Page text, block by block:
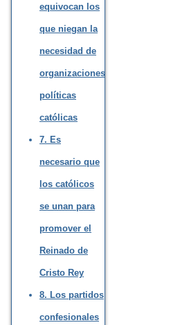
equivocan los
que niegan la
necesidad de
organizaciones
políticas
católicas
7. Es
necesario que
los católicos
se unan para
promover el
Reinado de
Cristo Rey
8. Los partidos
confesionales